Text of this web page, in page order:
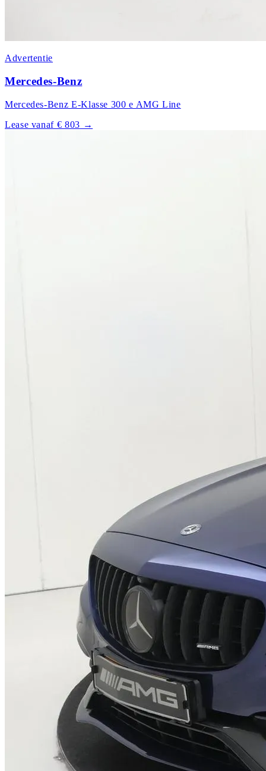
Advertentie
Mercedes-Benz
Mercedes-Benz E-Klasse 300 e AMG Line
Lease vanaf € 803 →